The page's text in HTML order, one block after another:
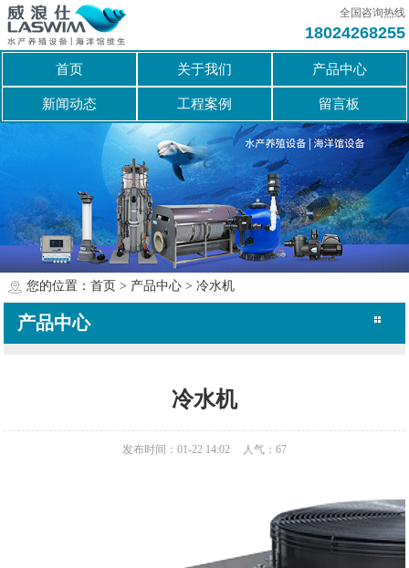
全国咨询热线
18024268255
首页 关于我们 产品中心
新闻动态 工程案例 留言板
您的位置： 首页 > 产品中心 > 冷水机
产品中心
冷水机
发布时间：01-22 14:02 人气： 67